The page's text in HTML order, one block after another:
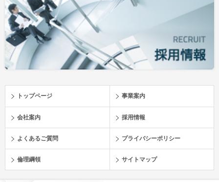
トップページ 事業案内
会社案内 採用情報
よくあるご質問 プライバシーポリシー
倫理綱領 サイトマップ